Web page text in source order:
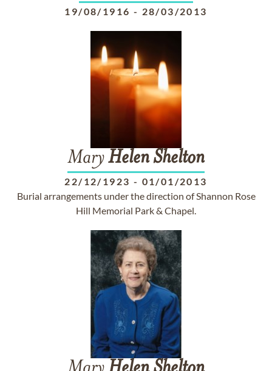
19/08/1916 - 28/03/2013
MaryHelenShelton
22/12/1923 - 01/01/2013
Burial arrangements under the direction of Shannon Rose
Hill Memorial Park & Chapel.